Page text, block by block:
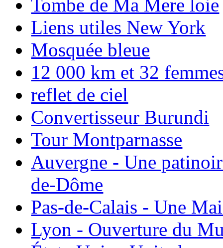
Tombe de Ma Mere loie
Liens utiles New York
Mosquée bleue
12 000 km et 32
reflet de ciel
Convertisseur Burundi
Tour Montparnasse
Auvergne - Une
de-Dôme
Pas-de-Calais - Une
Lyon - Ouverture du